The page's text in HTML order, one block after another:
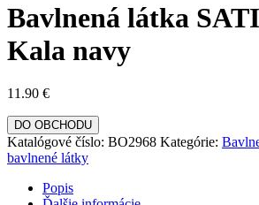
Bavlnená látka
Kala navy
11.90 €
DO OBCHODU
Katalógové číslo: BO2968 Kategórie:
bavlnené látky
Popis